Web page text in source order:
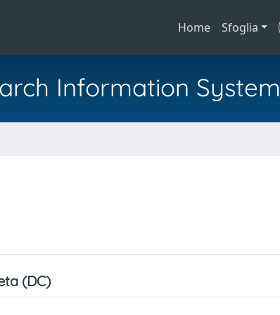
Home Sfoglia
Information System
(DC)